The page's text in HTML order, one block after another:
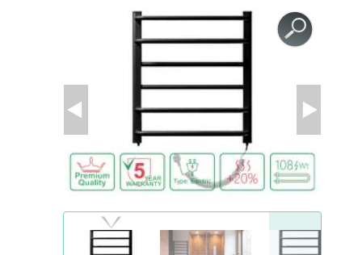
AGROKILED JA KILED
MINIKASVUHOONED / Taimalavad
PEENRAÄÄRISED JA AIARAJAD
KOKKUPANDAVAD AIAMAJAD
PEENRAÄÄRISED JA AIARAJAD